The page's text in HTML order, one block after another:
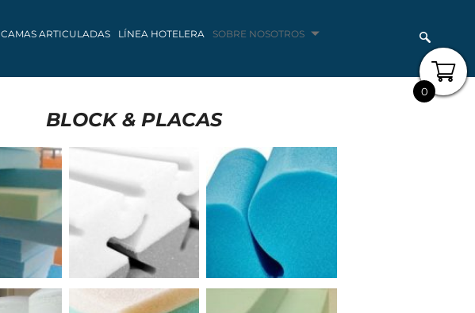
CAMAS ARTICULADAS LÍNEA HOTELERA SOBRE NOSOTROS
BLOCK & PLACAS
0